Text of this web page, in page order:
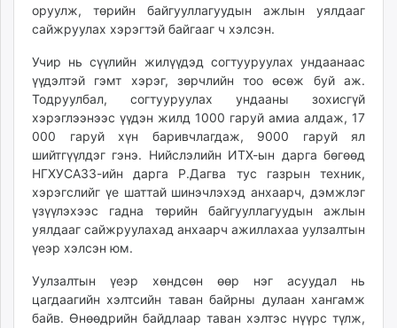
toim.mn
tac.mn
paparazzi.mn
unread.today
оруулж, төрийн байгууллагуудын ажлын уялдааг
сайжруулах хэрэгтэй байгааг ч хэлсэн.
Учир нь сүүлийн жилүүдэд согтууруулах ундаанаас
үүдэлтэй гэмт хэрэг, зөрчлийн тоо өсөж буй аж.
Тодруулбал, согтууруулах ундааны зохисгүй
хэрэглээнээс үүдэн жилд 1000 гаруй амиа алдаж, 17
000 гаруй хүн баривчлагдаж, 9000 гаруй ял
шийтгүүлдэг гэнэ. Нийслэлийн ИТХ-ын дарга бөгөөд
НГХУСАЗЗ-ийн дарга Р.Дагва тус газрын техник,
хэрэгслийг үе шаттай шинэчлэхэд анхаарч, дэмжлэг
үзүүлэхээс гадна төрийн байгууллагуудын ажлын
уялдааг сайжруулахад анхаарч ажиллахаа уулзалтын
үеэр хэлсэн юм.
Уулзалтын үеэр хөндсөн өөр нэг асуудал нь
цагдаагийн хэлтсийн таван байрны дулаан хангамж
байв. Өнөөдрийн байдлаар таван хэлтэс нүүрс түлж,